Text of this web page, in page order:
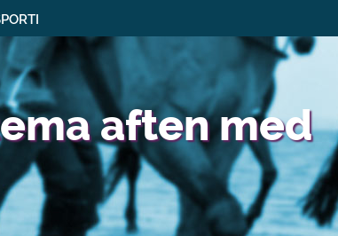
aften med